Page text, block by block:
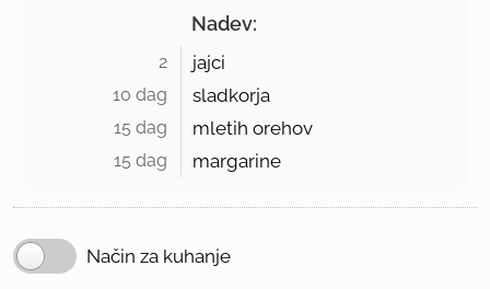
Nadev:
2 jajci
10 dag sladkorja
15 dag mletih orehov
15 dag margarine
Način za kuhanje